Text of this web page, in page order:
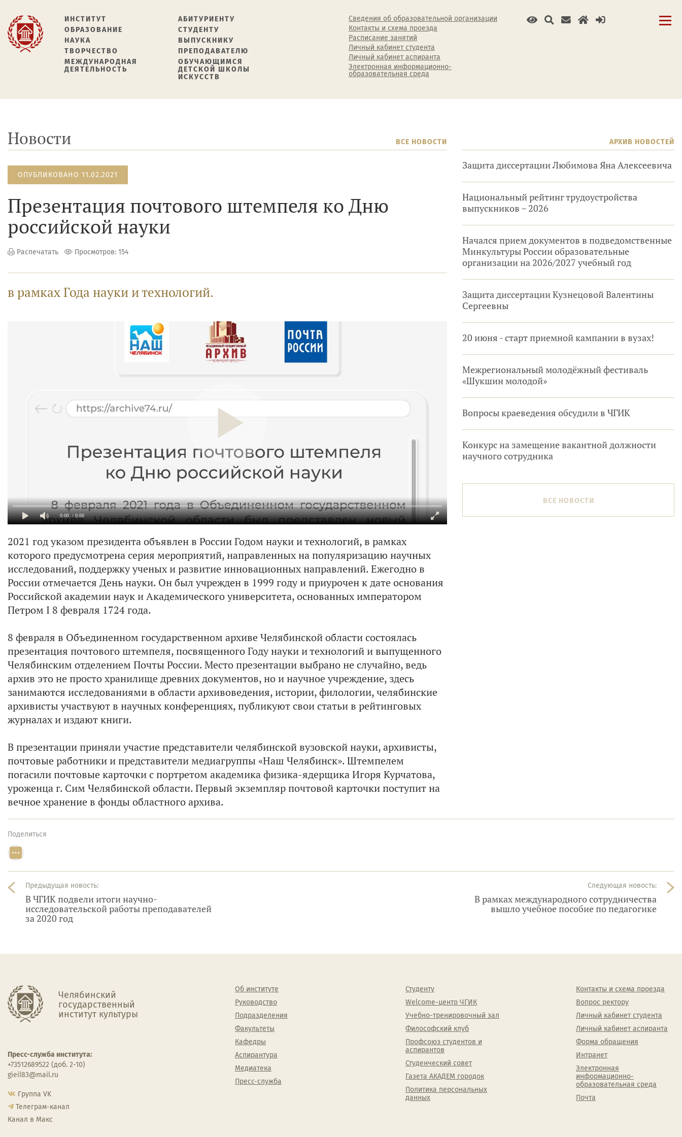
ИНСТИТУТ
ОБРАЗОВАНИЕ
НАУКА
ТВОРЧЕСТВО
МЕЖДУНАРОДНАЯ
ДЕЯТЕЛЬНОСТЬ
АБИТУРИЕНТУ
СТУДЕНТУ
ВЫПУСКНИКУ
ПРЕПОДАВАТЕЛЮ
ОБУЧАЮЩИМСЯ
ДЕТСКОЙ ШКОЛЫ
ИСКУССТВ
Сведения об образовательной организации
Контакты и схема проезда
Расписание занятий
Личный кабинет студента
Личный кабинет аспиранта
Электронная информационно-
образовательная среда
Новости ВСЕ НОВОСТИ
ОПУБЛИКОВАНО 11.02.2021
Презентация почтового штемпеля ко Дню
российской науки
Распечатать Просмотров: 154
в рамках Года науки и технологий.
0:00 / 0:00
2021 год указом президента объявлен в России Годом науки и технологий, в рамках
которого предусмотрена серия мероприятий, направленных на популяризацию научных
исследований, поддержку ученых и развитие инновационных направлений. Ежегодно в
России отмечается День науки. Он был учрежден в 1999 году и приурочен к дате основания
Российской академии наук и Академического университета, основанных императором
Петром I 8 февраля 1724 года.
8 февраля в Объединенном государственном архиве Челябинской области состоялась
презентация почтового штемпеля, посвященного Году науки и технологий и выпущенного
Челябинским отделением Почты России. Место презентации выбрано не случайно, ведь
архив это не просто хранилище древних документов, но и научное учреждение, здесь
занимаются исследованиями в области архивоведения, истории, филологии, челябинские
архивисты участвуют в научных конференциях, публикуют свои статьи в рейтинговых
журналах и издают книги.
В презентации приняли участие представители челябинской вузовской науки, архивисты,
почтовые работники и представители медиагруппы «Наш Челябинск». Штемпелем
погасили почтовые карточки с портретом академика физика-ядерщика Игоря Курчатова,
уроженца г. Сим Челябинской области. Первый экземпляр почтовой карточки поступит на
вечное хранение в фонды областного архива.
АРХИВ НОВОСТЕЙ
Защита диссертации Любимова Яна Алексеевича
Национальный рейтинг трудоустройства
выпускников – 2026
Начался прием документов в подведомственные
Минкультуры России образовательные
организации на 2026/2027 учебный год
Защита диссертации Кузнецовой Валентины
Сергеевны
20 июня - старт приемной кампании в вузах!
Межрегиональный молодёжный фестиваль
«Шукшин молодой»
Вопросы краеведения обсудили в ЧГИК
Конкурс на замещение вакантной должности
научного сотрудника
ВСЕ НОВОСТИ
Поделиться
Предыдущая новость:
В ЧГИК подвели итоги научно-
исследовательской работы преподавателей
за 2020 год
Следующая новость:
В рамках международного сотрудничества
вышло учебное пособие по педагогике
Челябинский
государственный
институт культуры
Пресс-служба института:
+73512689522 (доб. 2-10)
gieil83@mail.ru
Группа VK
Телеграм-канал
Канал в Макс
Об институте
Руководство
Подразделения
Факультеты
Кафедры
Аспирантура
Медиатека
Пресс-служба
Студенту
Welcome-центр ЧГИК
Учебно-тренировочный зал
Философский клуб
Профсоюз студентов и
аспирантов
Студенческий совет
Газета АКАДЕМ городок
Политика персональных
данных
Контакты и схема проезда
Вопрос ректору
Личный кабинет студента
Личный кабинет аспиранта
Форма обращения
Интранет
Электронная
информационно-
образовательная среда
Почта